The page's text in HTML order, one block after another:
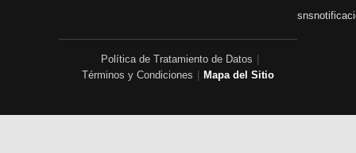
Política de Tratamiento de Datos
Términos y Condiciones
Mapa del Sitio